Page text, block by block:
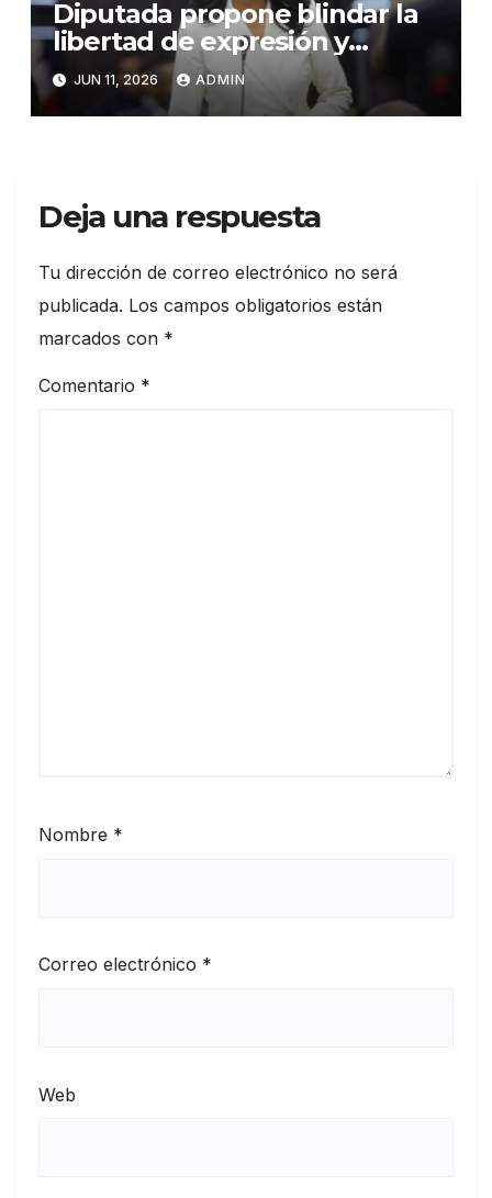
Diputada propone blindar la
libertad de expresión y
eliminar prisión por opinar
JUN 11, 2026 ADMIN
Deja una respuesta
Tu dirección de correo electrónico no será
publicada. Los campos obligatorios están
marcados con *
Comentario *
Nombre *
Correo electrónico *
Web